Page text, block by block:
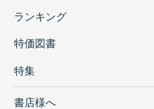
ランキング
特価図書
特集
書店様へ